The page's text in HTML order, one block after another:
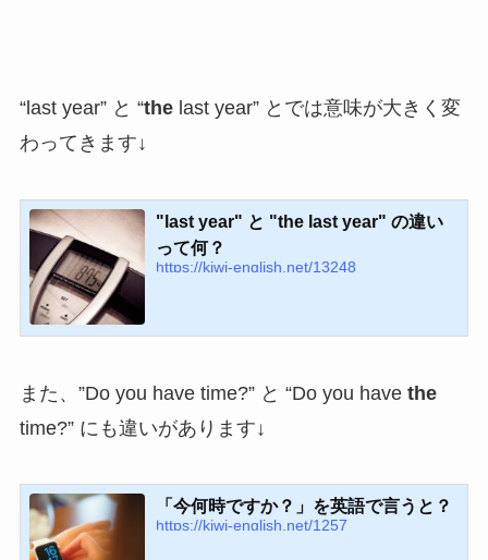
“last year” と “thelast year” とでは意味が大きく変
わってきます↓
"last year" と "the last year" の違い
って何？
https://kiwi-english.net/13248
また、”Do you have time?” と “Do you have the
time?” にも違いがあります↓
「今何時ですか？」を英語で言うと？
https://kiwi-english.net/1257